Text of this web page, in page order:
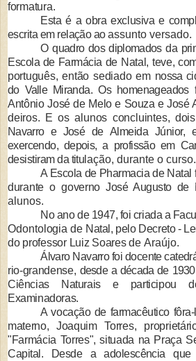
formatura.
Esta é a obra exclusiva e
escrita em relação aoassunto versado.
O quadro dos diplomados da
Escola de Farmácia de Natal, teve,
português, então sediado em nossa
do Valle Miranda. Os homenageados
Antônio José de Melo e Souza e José
deiros. E os alunos concluintes, dois
Navarro e José de Almeida Júnior,
exercendo, depois, a profissão em
desistiram da titu­ lação, durante o curso.
A Escola de Pharmacia de Natal
durante o gover­no José Augusto de
alunos.
No ano de 1947, foi criada a
Odontologia de Natal, pelo Decreto -
do professor Luiz Soares de Araújo.
Álvaro Navarro foi docente
rio-grandense, desde a década de
Ciências Naturais e participou
Examinadoras.
A vocação de farmacêutico
materno, JoaquimTorres,
"Farmácia Torres", situada na Praça
Capital. Desde a adolescência